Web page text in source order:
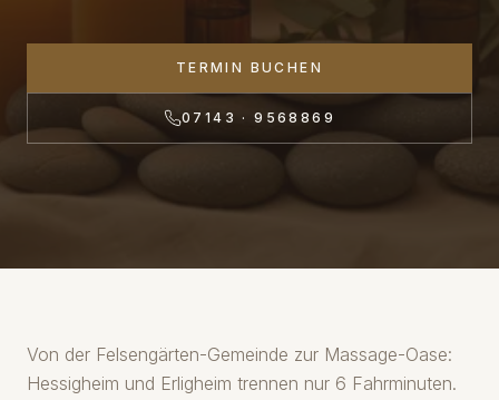
TERMIN BUCHEN
07143 · 9568869
Von der Felsengärten-Gemeinde zur Massage-Oase:
Hessigheim und Erligheim trennen nur 6 Fahrminuten.